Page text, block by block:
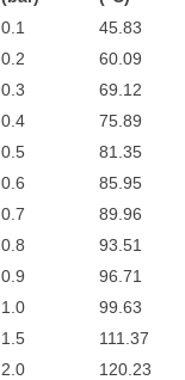
0.1
45.83
0.2
60.09
0.3
69.12
0.4
75.89
0.5
81.35
0.6
85.95
0.7
89.96
0.8
93.51
0.9
96.71
1.0
99.63
1.5
111.37
2.0
120.23